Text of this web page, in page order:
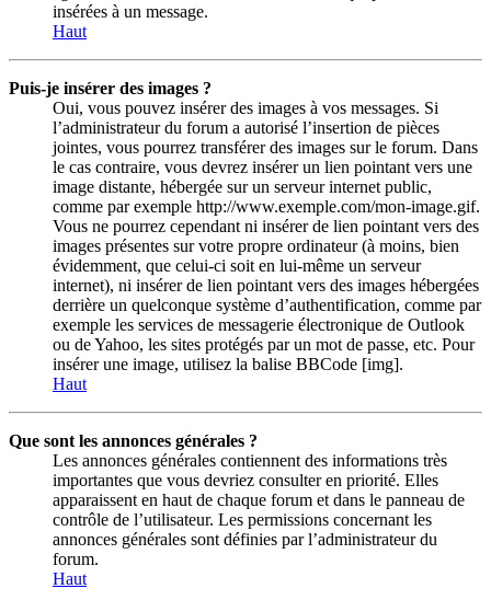
insérées à un message.
Haut
Puis-je insérer des images ?
Oui, vous pouvez insérer des images à vos messages. Si
l’administrateur du forum a autorisé l’insertion de pièces
jointes, vous pourrez transférer des images sur le forum. Dans
le cas contraire, vous devrez insérer un lien pointant vers une
image distante, hébergée sur un serveur internet public,
comme par exemple http://www.exemple.com/mon-image.gif.
Vous ne pourrez cependant ni insérer de lien pointant vers des
images présentes sur votre propre ordinateur (à moins, bien
évidemment, que celui-ci soit en lui-même un serveur
internet), ni insérer de lien pointant vers des images hébergées
derrière un quelconque système d’authentification, comme par
exemple les services de messagerie électronique de Outlook
ou de Yahoo, les sites protégés par un mot de passe, etc. Pour
insérer une image, utilisez la balise BBCode [img].
Haut
Que sont les annonces générales ?
Les annonces générales contiennent des informations très
importantes que vous devriez consulter en priorité. Elles
apparaissent en haut de chaque forum et dans le panneau de
contrôle de l’utilisateur. Les permissions concernant les
annonces générales sont définies par l’administrateur du
forum.
Haut